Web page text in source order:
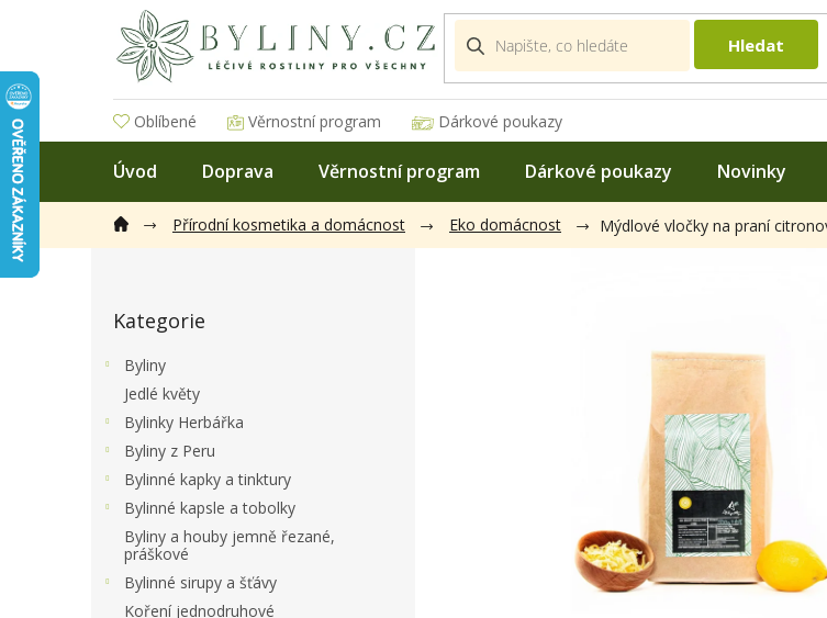
Hledat
Oblíbené Věrnostní program Dárkové poukazy
Úvod Doprava Věrnostní program Dárkové poukazy Novinky
Přírodní kosmetika a domácnost Eko domácnost Mýdlové vločky na praní
kategorie
Kategorie
Byliny
Jedlé květy
Bylinky Herbářka
Byliny z Peru
Bylinné kapky a tinktury
Bylinné kapsle a tobolky
Byliny a houby jemně řezané,
práškové
Bylinné sirupy a šťávy
Koření jednodruhové